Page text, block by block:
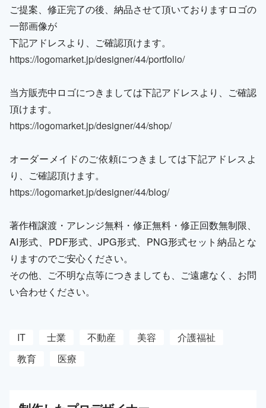
ご提案、修正完了の後、納品させて頂いておりますロゴの
一部画像が
下記アドレスより、ご確認頂けます。
https://logomarket.jp/designer/44/portfolio/
当方販売中ロゴにつきましては下記アドレスより、ご確認
頂けます。
https://logomarket.jp/designer/44/shop/
オーダーメイドのご依頼につきましては下記アドレスよ
り、ご確認頂けます。
https://logomarket.jp/designer/44/blog/
著作権譲渡・アレンジ無料・修正無料・修正回数無制限、
AI形式、PDF形式、JPG形式、PNG形式セット納品とな
りますのでご安心ください。
その他、ご不明な点等につきましても、ご遠慮なく、お問
い合わせください。
IT 士業 不動産 美容
介護福祉
教育
医療